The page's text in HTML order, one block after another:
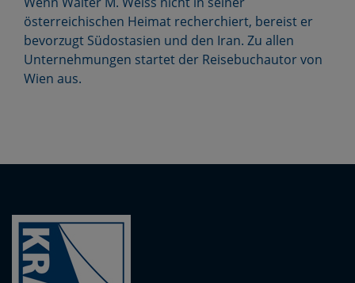
österreichischen Heimat recherchiert, bereist er
bevorzugt Südostasien und den Iran. Zu allen
Unternehmungen startet der Reisebuchautor von
Wien aus.